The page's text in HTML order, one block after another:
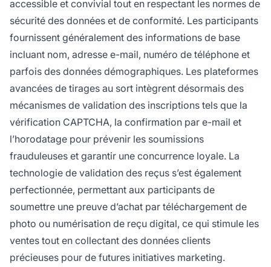
accessible et convivial tout en respectant les normes de
sécurité des données et de conformité. Les participants
fournissent généralement des informations de base
incluant nom, adresse e-mail, numéro de téléphone et
parfois des données démographiques. Les plateformes
avancées de tirages au sort intègrent désormais des
mécanismes de validation des inscriptions tels que la
vérification CAPTCHA, la confirmation par e-mail et
l’horodatage pour prévenir les soumissions
frauduleuses et garantir une concurrence loyale. La
technologie de validation des reçus s’est également
perfectionnée, permettant aux participants de
soumettre une preuve d’achat par téléchargement de
photo ou numérisation de reçu digital, ce qui stimule les
ventes tout en collectant des données clients
précieuses pour de futures initiatives marketing.